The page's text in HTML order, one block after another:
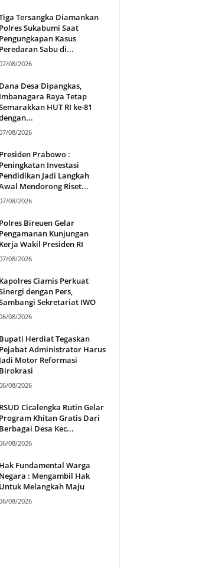
Tersangka Diamankan
Polres Sukabumi Saat
Pengungkapan Kasus
Peredaran Sabu di...
08/2026
Dana Desa Dipangkas,
Imbanagara Raya Tetap
HUT RI ke-81
08/2026
Presiden Prabowo :
Peningkatan Investasi
Pendidikan Jadi Langkah
Mendorong Riset...
08/2026
Polres Bireuen Gelar
Pengamanan Kunjungan
Kerja Wakil Presiden RI
08/2026
Kapolres Ciamis Perkuat
dengan Pers,
Sekretariat IWO
08/2026
Bupati Herdiat Tegaskan
Pejabat Administrator Harus
Jadi Motor Reformasi
Birokrasi
08/2026
RSUD Cicalengka Rutin Gelar
Program Khitan Gratis Dari
Berbagai Desa Kec...
08/2026
Hak Fundamental Warga
Negara : Mengambil Hak
Untuk Melangkah Maju
08/2026